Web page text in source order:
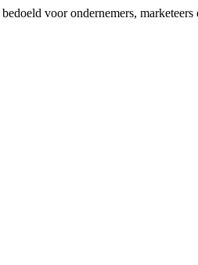
voor ondernemers,